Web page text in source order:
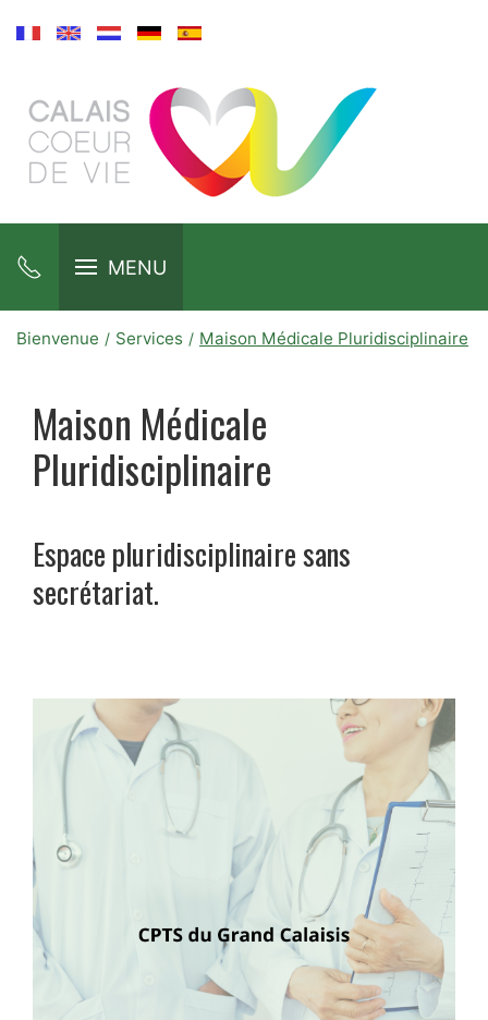
MENU
Bienvenue Services Maison Médicale Pluridisciplinaire
Maison Médicale
Pluridisciplinaire
Espace pluridisciplinaire sans
secrétariat.